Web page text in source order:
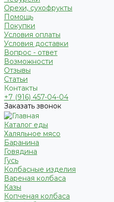
Орехи, сухофрукты
Помощь
Покупки
Условия оплаты
Условия доставки
Вопрос - ответ
Возможности
Отзывы
Статьи
Контакты
+7 (916) 457-04-04
Заказать звонок
Каталог еды
Халяльное мясо
Баранина
Говядина
Гусь
Колбасные изделия
Вареная колбаса
Казы
Копченая колбаса